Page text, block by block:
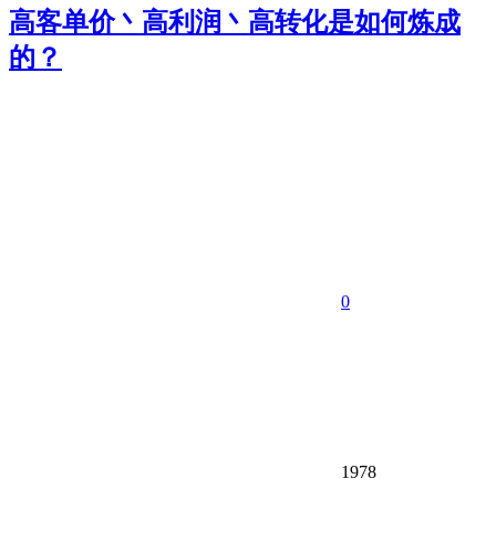
高客单价丶高利润丶高转化是如何炼成
的？
0
1978